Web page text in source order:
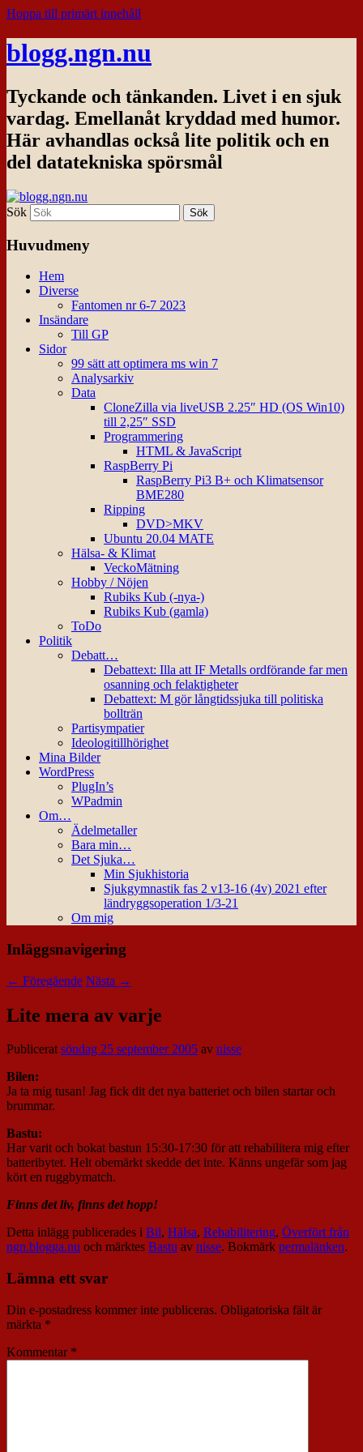
Hoppa till primärt innehåll
blogg.ngn.nu
Tyckande och tänkanden. Livet i en sjuk
vardag. Emellanåt kryddad med humor.
Här avhandlas också lite politik och en
del datatekniska spörsmål
Sök
Huvudmeny
Hem
Diverse
Fantomen nr 6-7 2023
Insändare
Till GP
Sidor
99 sätt att optimera ms win 7
Analysarkiv
Data
CloneZilla via liveUSB 2.25″ HD (OS Win10)
till 2,25″ SSD
Programmering
HTML & JavaScript
RaspBerry Pi
RaspBerry Pi3 B+ och Klimatsensor
BME280
Ripping
DVD>MKV
Ubuntu 20.04 MATE
Hälsa- & Klimat
VeckoMätning
Hobby / Nöjen
Rubiks Kub (-nya-)
Rubiks Kub (gamla)
ToDo
Politik
Debatt…
Debattext: Illa att IF Metalls ordförande far men
osanning och felaktigheter
Debattext: M gör långtidssjuka till politiska
bollträn
Partisympatier
Ideologitillhörighet
Mina Bilder
WordPress
PlugIn’s
WPadmin
Om…
Ädelmetaller
Bara min…
Det Sjuka…
Min Sjukhistoria
Sjukgymnastik fas 2 v13-16 (4v) 2021 efter
ländryggsoperation 1/3-21
Om mig
Inläggsnavigering
← Föregående Nästa →
Lite mera av varje
Publiceratsöndag 25 september 2005 av nisse
Bilen:
Ja ta mig tusan! Jag fick dit det nya batteriet och bilen startar och
brummar.
Bastu:
Har varit och bokat bastun 15:30-17:30 för att rehabilitera mig efter
batteribytet. Helt obemärkt skedde det inte. Känns ungefär som jag
kört en ruggbymatch.
Finns det liv, finns det hopp!
Detta inlägg publicerades i Bil, Hälsa, Rehabilitering, Överfört från
ngn.blogga.nu och märktes Bastu av nisse. Bokmärk permalänken.
Lämna ett svar
Din e-postadress kommer inte publiceras. Obligatoriska fält är
märkta *
Kommentar *